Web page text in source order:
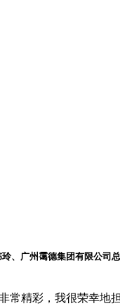
广州霭德集团有限公司
精彩，我很荣幸